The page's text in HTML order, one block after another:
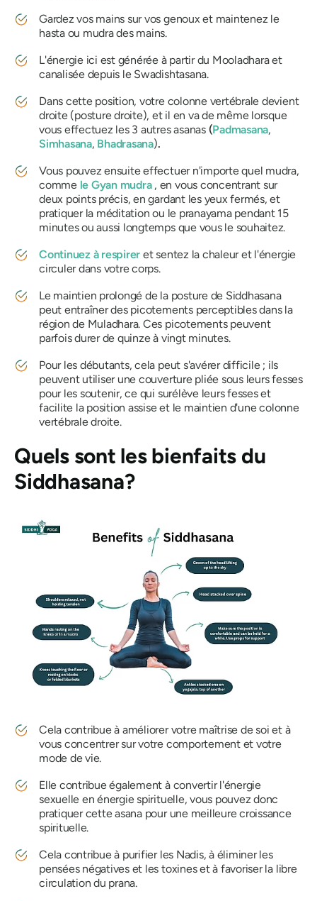
Gardez vos mains sur vos genoux et maintenez le
hasta ou mudra des mains.
L'énergie ici est générée à partir du Mooladhara et
canalisée depuis le Swadishtasana.
Dans cette position, votre colonne vertébrale devient
droite (posture droite), et il en va de même lorsque
vous effectuez les 3 autres asanas(Padmasana,
Simhasana, Bhadrasana).
Vous pouvez ensuite effectuer n'importe quel mudra,
comme le Gyan mudra, en vous concentrant sur
deux points précis, en gardant les yeux fermés, et
pratiquer la méditation ou le pranayama pendant 15
minutes ou aussi longtemps que vous le souhaitez.
Continuez à respirer et sentez la chaleur et l'énergie
circuler dans votre corps.
Le maintien prolongé de la posture de Siddhasana
peut entraîner des picotements perceptibles dans la
région de Muladhara. Ces picotements peuvent
parfois durer de quinze à vingt minutes.
Pour les débutants, cela peut s'avérer difficile ; ils
peuvent utiliser une couverture pliée sous leurs fesses
pour les soutenir, ce qui surélève leurs fesses et
facilite la position assise et le maintien d'une colonne
vertébrale droite.
Quels sont les bienfaits du
Siddhasana?
Cela contribue à améliorer votre maîtrise de soi et à
vous concentrer sur votre comportement et votre
mode de vie.
Elle contribue également à convertir l'énergie
sexuelle en énergie spirituelle, vous pouvez donc
pratiquer cette asana pour une meilleure croissance
spirituelle.
Cela contribue à purifier les Nadis, à éliminer les
pensées négatives et les toxines et à favoriser la libre
circulation du prana.